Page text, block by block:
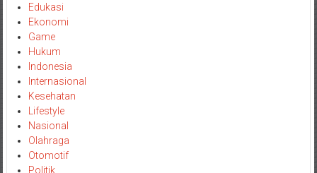
Edukasi
Ekonomi
Game
Hukum
Indonesia
Internasional
Kesehatan
Lifestyle
Nasional
Olahraga
Otomotif
Politik